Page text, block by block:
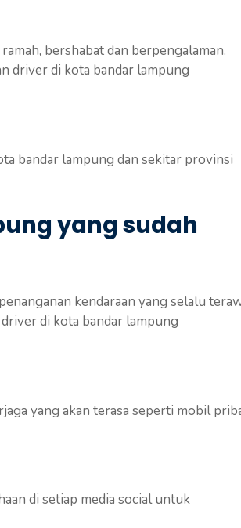
bershabat dan berpengalaman.
driver di kota bandar lampung
bandar lampung dan sekitar provinsi
yang sudah
kendaraan yang selalu
di kota bandar lampung
yang akan terasa seperti mobil
di setiap media social untuk